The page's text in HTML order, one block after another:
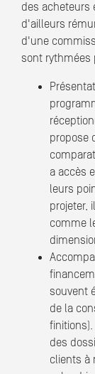
des acheteurs
d'ailleurs
d'une
sont rythmées
propose
a accès
leurs
projeter,
comme
souvent
de la
des
clients à